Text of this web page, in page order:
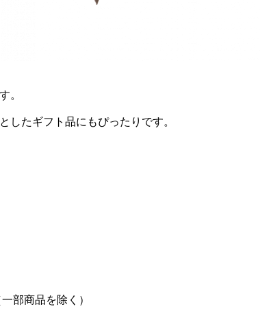
。
したギフト品にもぴったりです。
部商品を除く）